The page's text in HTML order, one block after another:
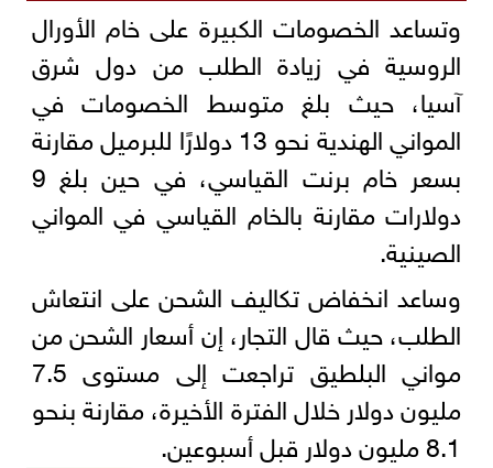
وتساعد الخصومات الكبيرة على خام الأورال
الروسية في زيادة الطلب من دول شرق
آسيا، حيث بلغ متوسط الخصومات في
المواني الهندية نحو 13 دولارًا للبرميل مقارنة
بسعر خام برنت القياسي، في حين بلغ 9
دولارات مقارنة بالخام القياسي في المواني
الصينية.
وساعد انخفاض تكاليف الشحن على انتعاش
الطلب، حيث قال التجار، إن أسعار الشحن من
مواني البلطيق تراجعت إلى مستوى 7.5
مليون دولار خلال الفترة الأخيرة، مقارنة بنحو
8.1 مليون دولار قبل أسبوعين.